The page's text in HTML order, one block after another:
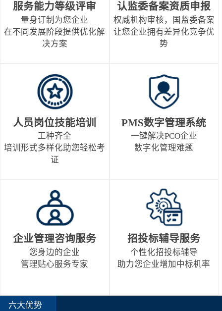
服务能力等级评审
量身订制为您企业
在不同发展阶段提供优化解
决方案
认监委备案资质申报
权威机构审核，国监委备案
让您企业拥有差异化竞争优
势
人员岗位技能培训
工种齐全
培训形式多样化助您轻松考
证
PMS数字管理系统
一键解决PCO企业
数字化管理难题
企业管理咨询服务
您身边的企业
管理贴心服务专家
招投标辅导服务
个性化招投标辅导
助力您企业增加中标机率
六大优势